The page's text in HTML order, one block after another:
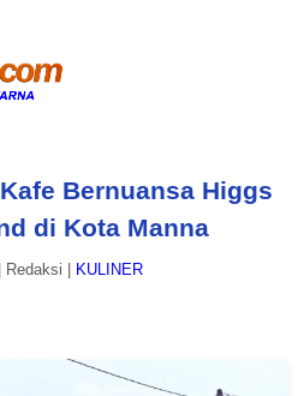
Bernuansa Higgs
di Kota Manna
Redaksi KULINER